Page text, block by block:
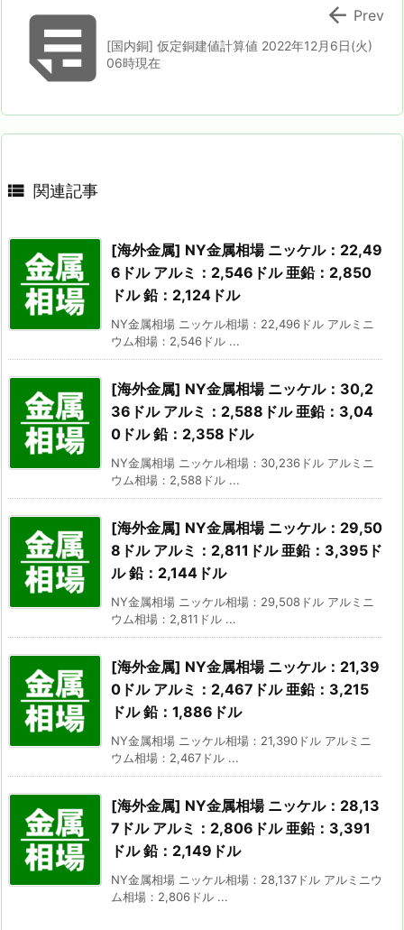
[国内銅] 仮定銅建値計算値 2022年12月6日(火)
06時現在
 Prev
 関連記事
[海外金属] NY金属相場 ニッケル：22,49
6ドル アルミ：2,546ドル 亜鉛：2,850
ドル 鉛：2,124ドル
NY金属相場 ニッケル相場：22,496ドル アルミニ
ウム相場：2,546ドル ...
[海外金属] NY金属相場 ニッケル：30,2
36ドル アルミ：2,588ドル 亜鉛：3,04
0ドル 鉛：2,358ドル
NY金属相場 ニッケル相場：30,236ドル アルミニ
ウム相場：2,588ドル ...
[海外金属] NY金属相場 ニッケル：29,50
8ドル アルミ：2,811ドル 亜鉛：3,395ド
ル 鉛：2,144ドル
NY金属相場 ニッケル相場：29,508ドル アルミニ
ウム相場：2,811ドル ...
[海外金属] NY金属相場 ニッケル：21,39
0ドル アルミ：2,467ドル 亜鉛：3,215
ドル 鉛：1,886ドル
NY金属相場 ニッケル相場：21,390ドル アルミニ
ウム相場：2,467ドル ...
[海外金属] NY金属相場 ニッケル：28,13
7ドル アルミ：2,806ドル 亜鉛：3,391
ドル 鉛：2,149ドル
NY金属相場 ニッケル相場：28,137ドル アルミニウ
ム相場：2,806ドル ...